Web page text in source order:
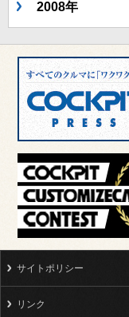
2008年
サイトポリシー
リンク